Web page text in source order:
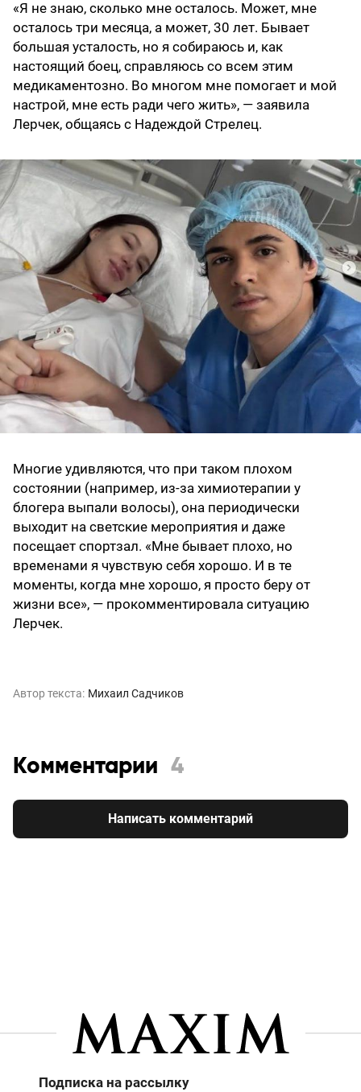
«Я не знаю, сколько мне осталось. Может, мне
осталось три месяца, а может, 30 лет. Бывает
большая усталость, но я собираюсь и, как
настоящий боец, справляюсь со всем этим
медикаментозно. Во многом мне помогает и мой
настрой, мне есть ради чего жить», — заявила
Лерчек, общаясь с Надеждой Стрелец.
Многие удивляются, что при таком плохом
состоянии (например, из-за химиотерапии у
блогера выпали волосы), она периодически
выходит на светские мероприятия и даже
посещает спортзал. «Мне бывает плохо, но
временами я чувствую себя хорошо. И в те
моменты, когда мне хорошо, я просто беру от
жизни все», — прокомментировала ситуацию
Лерчек.
Автор текста: Михаил Садчиков
Комментарии 4
Написать комментарий
Подписка на рассылку